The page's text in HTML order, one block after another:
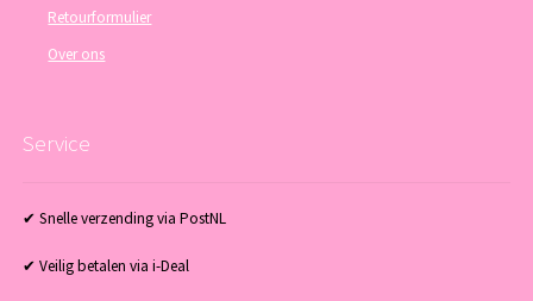
Retourformulier
Over ons
Service
✔ Snelle verzending via PostNL
✔ Veilig betalen via i-Deal